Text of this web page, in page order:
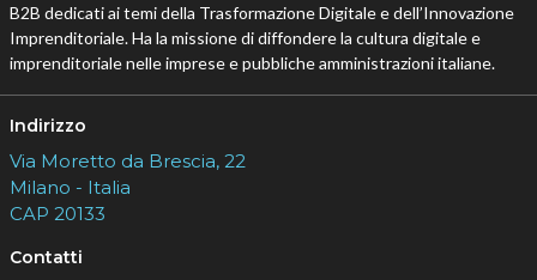
B2B dedicati ai temi della Trasformazione Digitale e dell’Innovazione
Imprenditoriale. Ha la missione di diffondere la cultura digitale e
imprenditoriale nelle imprese e pubbliche amministrazioni italiane.
Indirizzo
Via Moretto da Brescia, 22
Milano - Italia
CAP 20133
Contatti